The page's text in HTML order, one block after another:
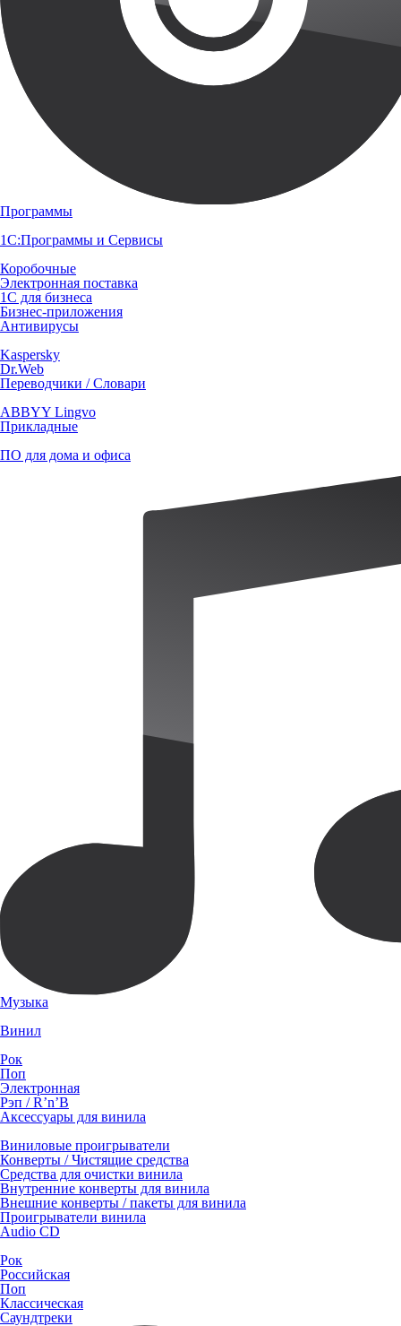
Программы
1С:Программы и Сервисы
Коробочные
Электронная поставка
1С для бизнеса
Бизнес-приложения
Антивирусы
Kaspersky
Dr.Web
Переводчики / Словари
ABBYY Lingvo
Прикладные
ПО для дома и офиса
Музыка
Винил
Рок
Поп
Электронная
Рэп / R’n’B
Аксессуары для винила
Виниловые проигрыватели
Конверты / Чистящие средства
Средства для очистки винила
Внутренние конверты для винила
Внешние конверты / пакеты для винила
Проигрыватели винила
Audio CD
Рок
Российская
Поп
Классическая
Саундтреки